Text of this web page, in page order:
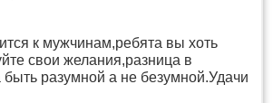
к мужчинам,ребята вы хоть
свои желания,разница в
быть разумной а не безумной.Удачи